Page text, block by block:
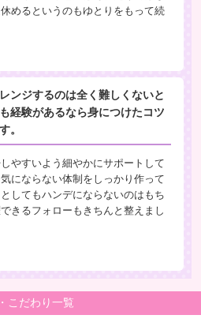
めるというのもゆとりをもって続
ンジするのは全く難しくないと
経験があるなら身につけたコツ
。
やすいよう細やかにサポートして
にならない体制をしっかり作って
してもハンデにならないのはもち
きるフォローもきちんと整えまし
こだわり一覧